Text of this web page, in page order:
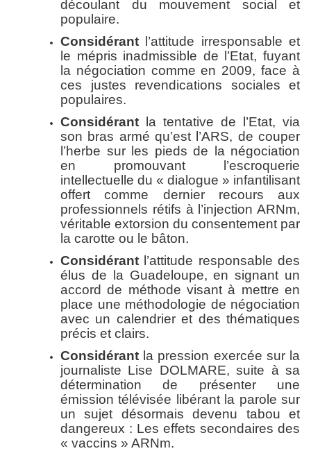
découlant du mouvement social et
populaire.
Considérant l’attitude irresponsable et
le mépris inadmissible de l’Etat, fuyant
la négociation comme en 2009, face à
ces justes revendications sociales et
populaires.
Considérant la tentative de l’Etat, via
son bras armé qu’est l’ARS, de couper
l’herbe sur les pieds de la négociation
en promouvant l’escroquerie
intellectuelle du « dialogue » infantilisant
offert comme dernier recours aux
professionnels rétifs à l’injection ARNm,
véritable extorsion du consentement par
la carotte ou le bâton.
Considérant l’attitude responsable des
élus de la Guadeloupe, en signant un
accord de méthode visant à mettre en
place une méthodologie de négociation
avec un calendrier et des thématiques
précis et clairs.
Considérant la pression exercée sur la
journaliste Lise DOLMARE, suite à sa
détermination de présenter une
émission télévisée libérant la parole sur
un sujet désormais devenu tabou et
dangereux : Les effets secondaires des
« vaccins » ARNm.